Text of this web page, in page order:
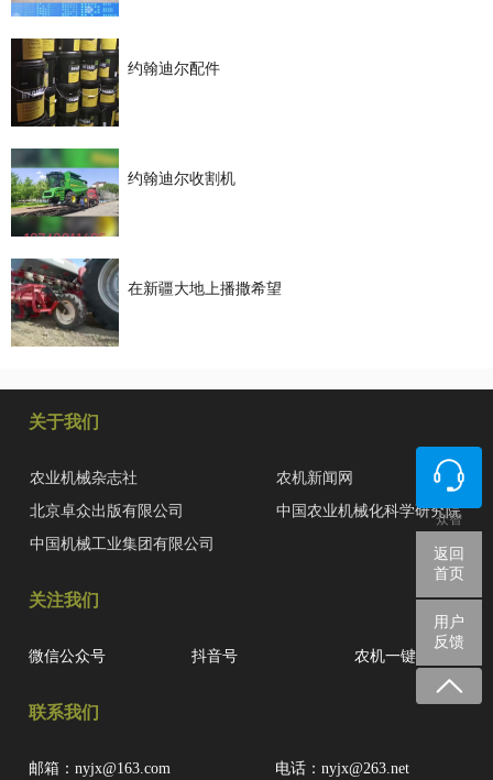
约翰迪尔配件
约翰迪尔收割机
在新疆大地上播撒希望
众智
返回
首页
用户
反馈
关于我们
农业机械杂志社
农机新闻网
北京卓众出版有限公司
中国农业机械化科学研究院
中国机械工业集团有限公司
关注我们
微信公众号 抖音号 农机一键查
联系我们
邮箱：nyjx@163.com 电话：nyjx@263.net